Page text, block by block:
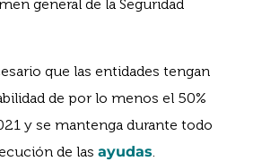
general de la Seguridad
que las entidades tengan
de por lo menos el 50%
y se mantenga durante todo
de las ayudas